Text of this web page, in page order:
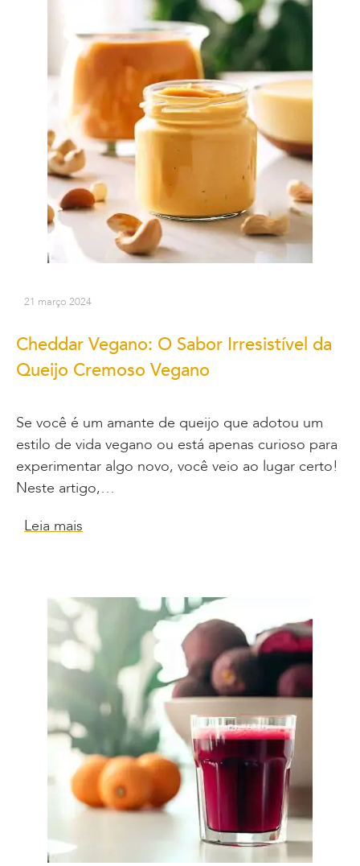
21 março 2024
Cheddar Vegano: O Sabor Irresistível da
Queijo Cremoso Vegano
Se você é um amante de queijo que adotou um
estilo de vida vegano ou está apenas curioso para
experimentar algo novo, você veio ao lugar certo!
Neste artigo,…
Leia mais